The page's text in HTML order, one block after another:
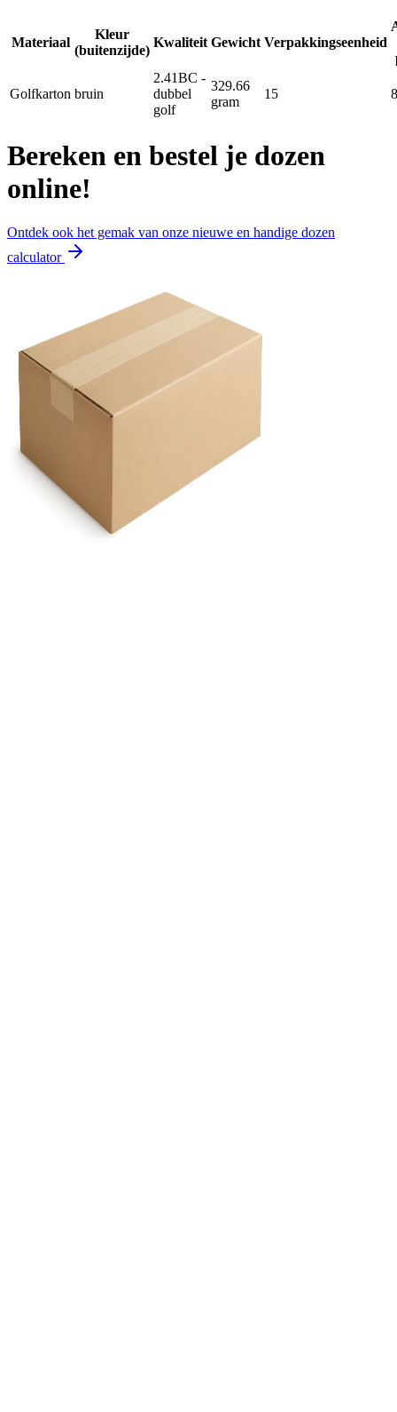
Materiaal
Kleur
(buitenzijde)
Kwaliteit Gewicht Verpakkingseenheid
Golfkarton bruin
2.41BC -
dubbel
golf
329.66
gram
15
Bereken en bestel je dozen
online!
Ontdek ook het gemak van onze nieuwe en handige dozen
calculator